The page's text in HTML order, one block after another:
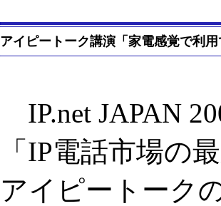
アイピートーク講演「家電感覚で利
IP.net JAPAN
「IP電話市場の
アイピートーク